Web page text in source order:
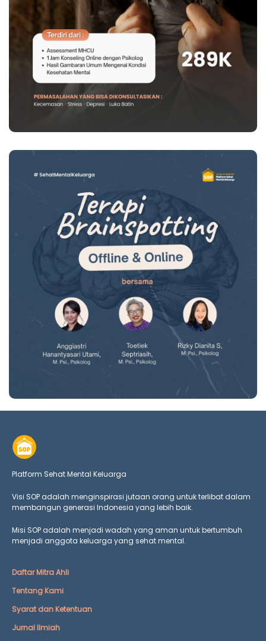
Platform Sehat Mental Keluarga
Visi SOP adalah menginspirasi jutaan orang untuk terlibat dalam
membangun generasi Indonesia yang lebih baik.
Misi SOP adalah menjadi wadah yang aman untuk bertumbuh
menjadi anggota keluarga yang sehat mental.
Daftar Mitra Ahli
Tentang Kami
Syarat dan Ketentuan
Jurnal Ilmiah